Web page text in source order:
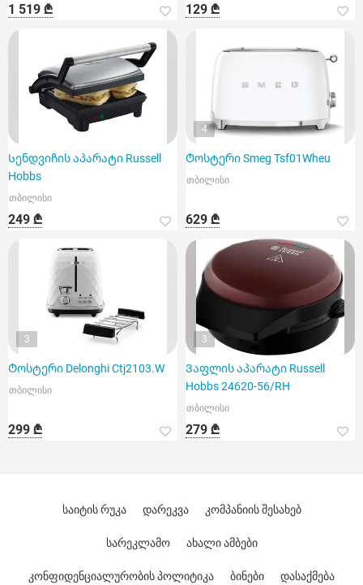
1 519 ₾ 129 ₾
Სენდვიჩის აპარატი Russell
Hobbs
თბილისი
249 ₾
4
Ტოსტერი Smeg Tsf01Wheu
თბილისი
629 ₾
3
Ტოსტერი Delonghi Ctj2103.W
თბილისი
299 ₾
3
Ვაფლის აპარატი Russell
Hobbs 24620-56/RH
თბილისი
279 ₾
საიტის რუკა დარეკვა კომპანიის შესახებ
სარეკლამო ახალი ამბები
კონფიდენციალურობის პოლიტიკა ბინები დასაქმება